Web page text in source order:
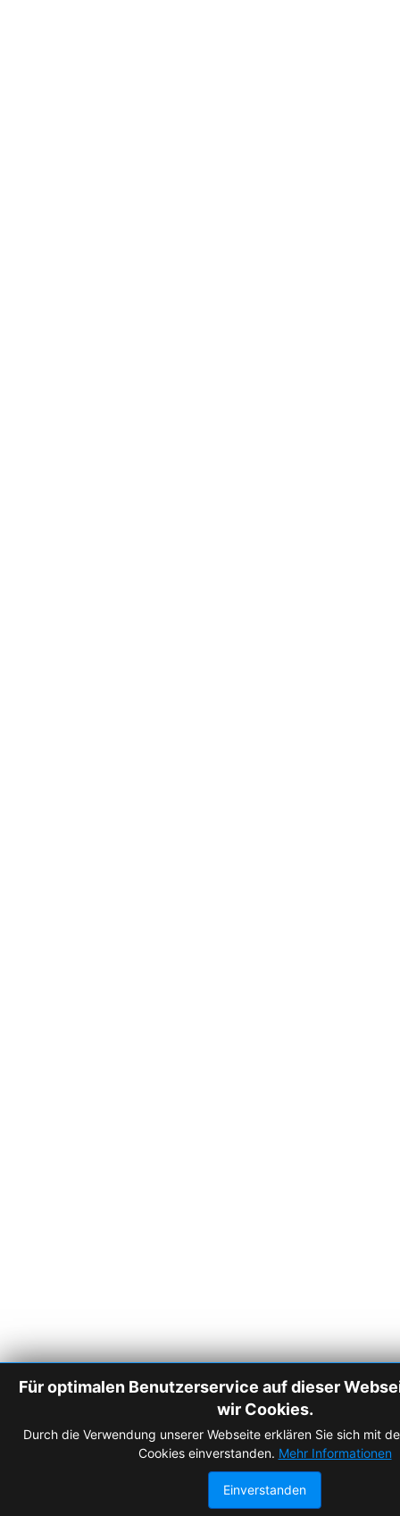
Für optimalen Benutzerservice auf dieser
wir Cookies.
Durch die Verwendung unserer Webseite erklären Sie sich mit
Cookies einverstanden. Mehr Informationen
Einverstanden